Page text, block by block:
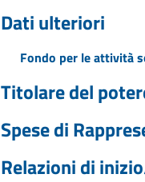
Dati ulteriori
Fondo per le attività
Titolare del
Spese di
Relazioni di